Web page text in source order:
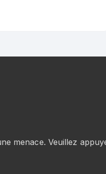
menace. Veuillez